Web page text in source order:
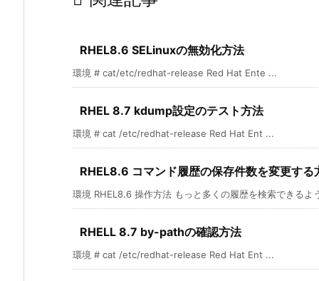
RHEL8.6 SELinuxの無効化方法
環境 # cat/etc/redhat-release Red Hat Ente ...
RHEL 8.7 kdump設定のテスト方法
環境 # cat /etc/redhat-release Red Hat Ent ...
RHEL8.6 コマンド履歴の保存件数を変更する
環境 RHEL8.6 操作方法 もっと多くの履歴を検索できるよ
RHELL 8.7 by-pathの確認方法
環境 # cat /etc/redhat-release Red Hat Ent ...